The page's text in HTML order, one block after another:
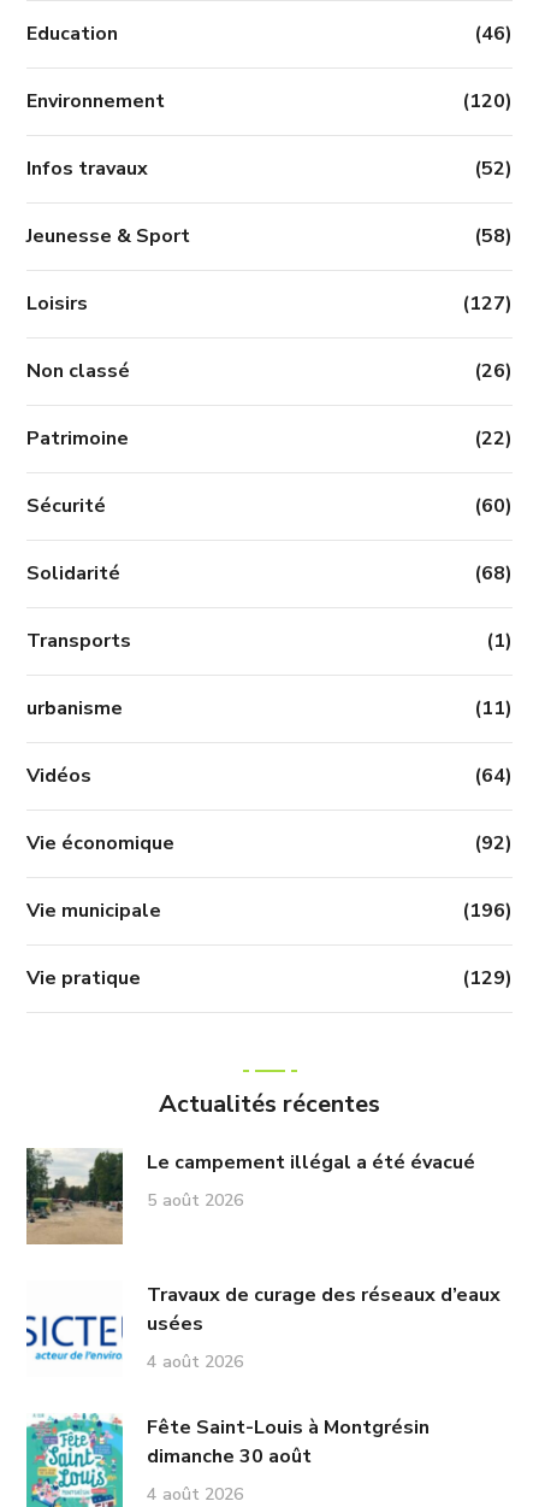
Education (46)
Environnement (120)
Infos travaux (52)
Jeunesse & Sport (58)
Loisirs (127)
Non classé (26)
Patrimoine (22)
Sécurité (60)
Solidarité (68)
Transports (1)
urbanisme (11)
Vidéos (64)
Vie économique (92)
Vie municipale (196)
Vie pratique (129)
Actualités récentes
Le campement illégal a été évacué
5 août 2026
Travaux de curage des réseaux d’eaux
usées
4 août 2026
Fête Saint-Louis à Montgrésin
dimanche 30 août
4 août 2026